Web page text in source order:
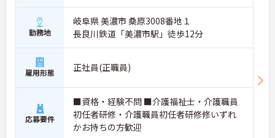
勤務地
岐阜県 美濃市 桑原3008番地１
長良川鉄道「美濃市駅」徒歩12分
雇用形態 正社員(正職員)
応募要件
■資格・経験不問 ■介護福祉士・介護職員
初任者研修・介護職員初任者研修修いずれ
かお持ちの方歓迎